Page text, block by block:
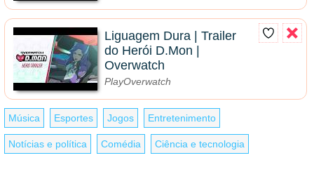
Liguagem Dura | Trailer
do Herói D.Mon |
Overwatch
PlayOverwatch
Música Esportes Jogos Entretenimento
Notícias e política Comédia Ciência e tecnologia